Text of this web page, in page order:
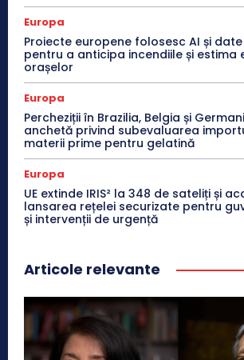
Europa
Proiecte europene folosesc AI și
pentru a anticipa incendiile și estima
orașelor
Europa
Percheziții în Brazilia, Belgia și
anchetă privind subevaluarea
materii prime pentru gelatină
Europa
UE extinde IRIS² la 348 de sateliți și
lansarea rețelei securizate pentru
și intervenții de urgență
Articole relevante